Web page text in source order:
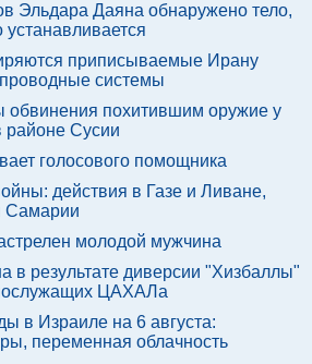
Эльдара Даяна обнаружено тело,
устанавливается
приписываемые Ирану
системы
обвинения похитившим оружие у
районе Сусии
голосового помощника
действия в Газе и Ливане,
Самарии
молодой мужчина
в результате диверсии "Хизбаллы"
ЦАХАЛа
в Израиле на 6 августа:
переменная облачность